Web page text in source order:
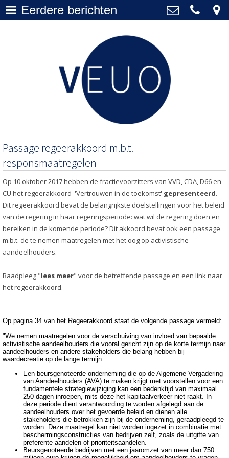
>
VEUO
+31 20 577 1010
secretariaat@veuo.nl
Eerdere berichten
Passage regeerakkoord m.b.t.
responsmaatregelen
Op 10 oktober 2017 hebben de fractievoorzitters van VVD, CDA, D66 en
CU het regeerakkoord 'Vertrouwen in de toekomst' gepresenteerd.
Dit regeerakkoord bevat de belangrijkste doelstellingen voor het beleid
van de regering in haar regeringsperiode: wat wil de regering doen en
bereiken in de komende periode? Dit akkoord bevat ook een passage
m.b.t. de te nemen maatregelen met het oog op activistische
aandeelhouders.
Raadpleeg "lees meer" voor de betreffende passage en een link naar
het regeerakkoord.
Op pagina 34 van het Regeerakkoord staat de volgende passage vermeld:
"We nemen maatregelen voor de verschuiving van invloed van bepaalde
activistische aandeelhouders die vooral gericht zijn op de korte termijn naar
aandeelhouders en andere stakeholders die belang hebben bij
waardecreatie op de lange termijn:
Een beursgenoteerde onderneming die op de Algemene Vergadering
van Aandeelhouders (AVA) te maken krijgt met voorstellen voor een
fundamentele strategiewijziging kan een bedenktijd van maximaal
250 dagen inroepen, mits deze het kapitaalverkeer niet raakt. In
deze periode dient verantwoording te worden afgelegd aan de
aandeelhouders over het gevoerde beleid en dienen alle
stakeholders die betrokken zijn bij de onderneming, geraadpleegd te
worden. Deze maatregel kan niet worden ingezet in combinatie met
beschermingsconstructies van bedrijven zelf, zoals de uitgifte van
preferente aandelen of prioriteitsaandelen.
Beursgenoteerde bedrijven met een jaaromzet van meer dan 750